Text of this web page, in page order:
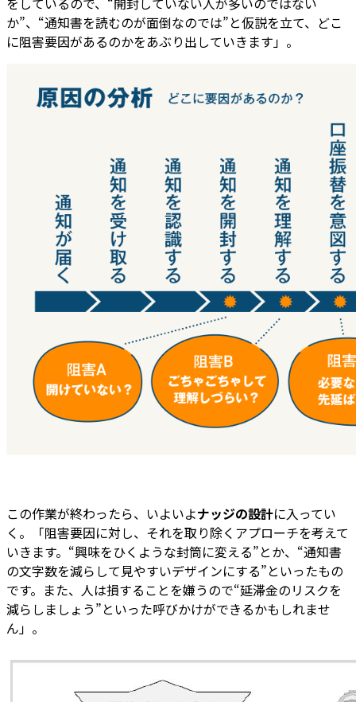
か”、“通知書を読むのが面倒なのでは”と仮説を立て、どこ
に阻害要因があるのかをあぶり出していきます」。
この作業が終わったら、いよいよナッジの設計に入ってい
く。「阻害要因に対し、それを取り除くアプローチを考えて
いきます。“興味をひくような封筒に変える”とか、“通知書
の文字数を減らして見やすいデザインにする”といったもの
です。また、人は損することを嫌うので“延滞金のリスクを
減らしましょう”といった呼びかけができるかもしれませ
ん」。